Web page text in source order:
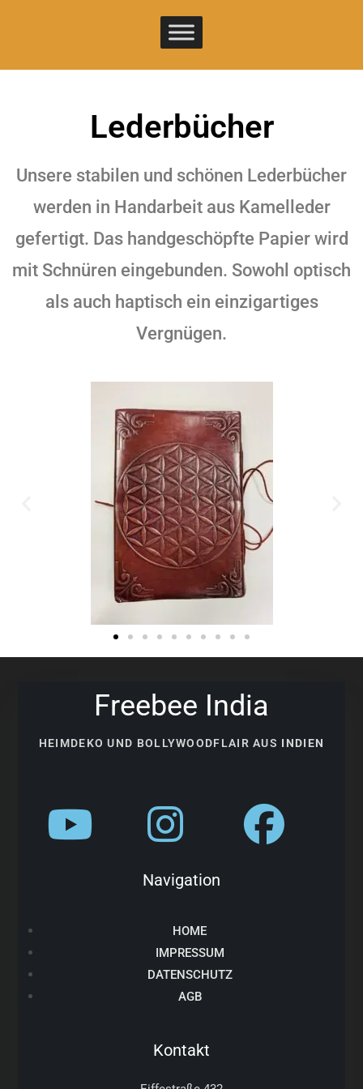
Lederbücher
Unsere stabilen und schönen Lederbücher
werden in Handarbeit aus Kamelleder
gefertigt. Das handgeschöpfte Papier wird
mit Schnüren eingebunden. Sowohl optisch
als auch haptisch ein einzigartiges
Vergnügen.
Freebee India
HEIMDEKO UND BOLLYWOODFLAIR AUS INDIEN
Navigation
HOME
IMPRESSUM
DATENSCHUTZ
AGB
Kontakt